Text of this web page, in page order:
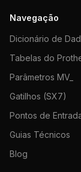
Navegação
Dicionário de
Tabelas do
Parâmetros MV_
Gatilhos (SX7)
Pontos de
Guias Técnicos
Blog